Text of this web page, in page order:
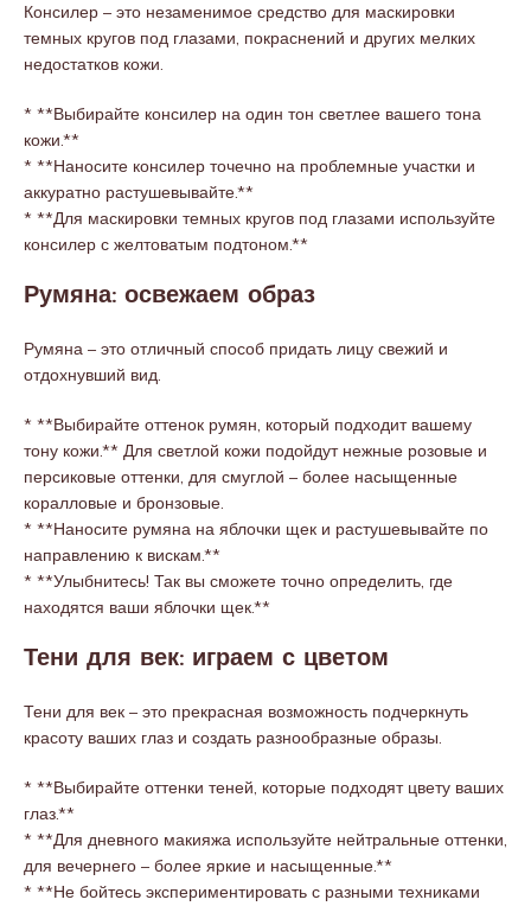
Консилер – это незаменимое средство для маскировки
темных кругов под глазами, покраснений и других мелких
недостатков кожи.
* **Выбирайте консилер на один тон светлее вашего тона
кожи.**
* **Наносите консилер точечно на проблемные участки и
аккуратно растушевывайте.**
* **Для маскировки темных кругов под глазами используйте
консилер с желтоватым подтоном.**
Румяна: освежаем образ
Румяна – это отличный способ придать лицу свежий и
отдохнувший вид.
* **Выбирайте оттенок румян, который подходит вашему
тону кожи.** Для светлой кожи подойдут нежные розовые и
персиковые оттенки, для смуглой – более насыщенные
коралловые и бронзовые.
* **Наносите румяна на яблочки щек и растушевывайте по
направлению к вискам.**
* **Улыбнитесь! Так вы сможете точно определить, где
находятся ваши яблочки щек.**
Тени для век: играем с цветом
Тени для век – это прекрасная возможность подчеркнуть
красоту ваших глаз и создать разнообразные образы.
* **Выбирайте оттенки теней, которые подходят цвету ваших
глаз.**
* **Для дневного макияжа используйте нейтральные оттенки,
для вечернего – более яркие и насыщенные.**
* **Не бойтесь экспериментировать с разными техниками